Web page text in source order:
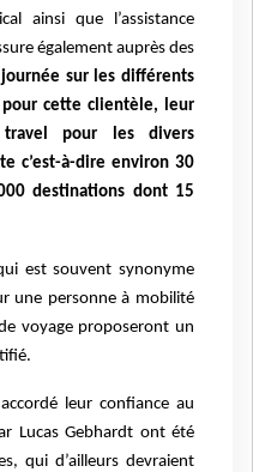
ainsi que l’assistance
également auprès des
sur les différents
pour cette clientèle, leur
pour les divers
c’est-à-dire environ 30
destinations dont 15
est souvent synonyme
une personne à mobilité
voyage proposeront un
leur confiance au
Lucas Gebhardt ont été
qui d’ailleurs devraient